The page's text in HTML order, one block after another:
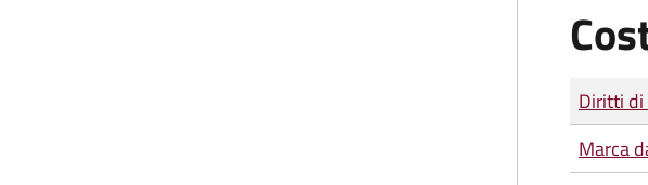
Tipo di
Importo
Diritti di
Marca